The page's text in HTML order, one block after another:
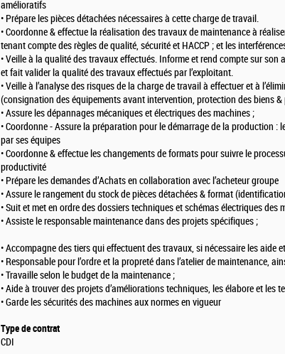
amélioratifs
• Prépare les pièces détachées nécessaires à cette charge de travail.
• Coordonne & effectue la réalisation des travaux de maintenance à
tenant compte des règles de qualité, sécurité et HACCP ; et les
• Veille à la qualité des travaux effectués. Informe et rend compte sur
et fait valider la qualité des travaux effectués par l’exploitant.
• Veille à l’analyse des risques de la charge de travail à effectuer et à
(consignation des équipements avant intervention, protection des biens &
• Assure les dépannages mécaniques et électriques des machines ;
• Coordonne - Assure la préparation pour le démarrage de la production
par ses équipes
• Coordonne & effectue les changements de formats pour suivre le
productivité
• Prépare les demandes d’Achats en collaboration avec l’acheteur groupe
• Assure le rangement du stock de pièces détachées & format
• Suit et met en ordre des dossiers techniques et schémas électriques des
• Assiste le responsable maintenance dans des projets spécifiques ;
• Accompagne des tiers qui effectuent des travaux, si nécessaire les aide
• Responsable pour l’ordre et la propreté dans l’atelier de maintenance,
• Travaille selon le budget de la maintenance ;
• Aide à trouver des projets d’améliorations techniques, les élabore et les
• Garde les sécurités des machines aux normes en vigueur
Type de contrat
CDI